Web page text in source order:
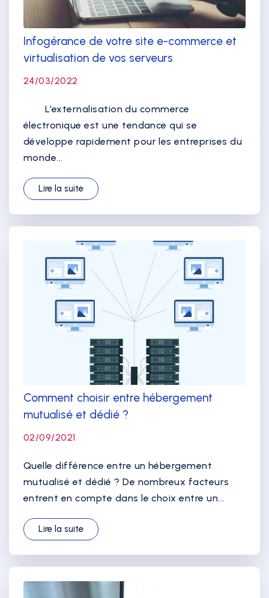
Infogérance de votre site e-commerce et
virtualisation de vos serveurs
24/03/2022
L’externalisation du commerce
électronique est une tendance qui se
développe rapidement pour les entreprises du
monde...
Lire la suite
Comment choisir entre hébergement
mutualisé et dédié ?
02/09/2021
Quelle différence entre un hébergement
mutualisé et dédié ? De nombreux facteurs
entrent en compte dans le choix entre un...
Lire la suite